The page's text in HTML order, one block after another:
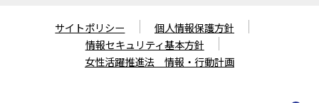
サイトポリシー
個人情報保護方針
情報セキュリティ基本方針
女性活躍推進法 情報・行動計画